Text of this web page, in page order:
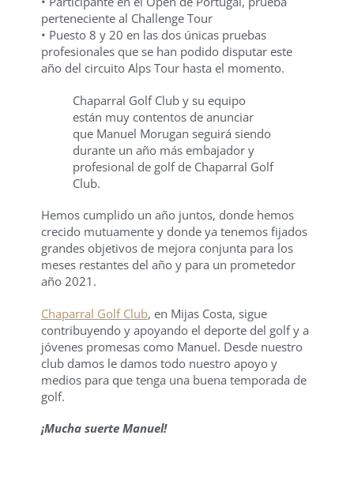
perteneciente al Challenge Tour
• Puesto 8 y 20 en las dos únicas pruebas
profesionales que se han podido disputar este
año del circuito Alps Tour hasta el momento.
Chaparral Golf Club y su equipo
están muy contentos de anunciar
que Manuel Morugan seguirá siendo
durante un año más embajador y
profesional de golf de Chaparral Golf
Club.
Hemos cumplido un año juntos, donde hemos
crecido mutuamente y donde ya tenemos fijados
grandes objetivos de mejora conjunta para los
meses restantes del año y para un prometedor
año 2021.
Chaparral Golf Club, en Mijas Costa, sigue
contribuyendo y apoyando el deporte del golf y a
jóvenes promesas como Manuel. Desde nuestro
club damos le damos todo nuestro apoyo y
medios para que tenga una buena temporada de
golf.
¡Mucha suerte Manuel!